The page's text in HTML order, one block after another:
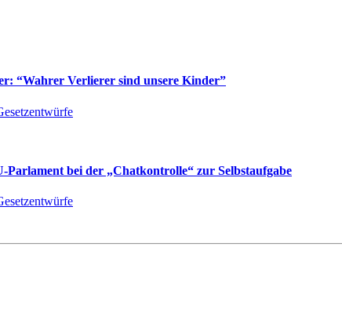
“Wahrer Verlierer sind unsere Kinder”
bei der „Chatkontrolle“ zur Selbstaufgabe